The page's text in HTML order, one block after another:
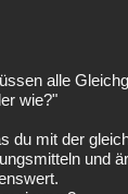
alle
wie?"
du mit der
und